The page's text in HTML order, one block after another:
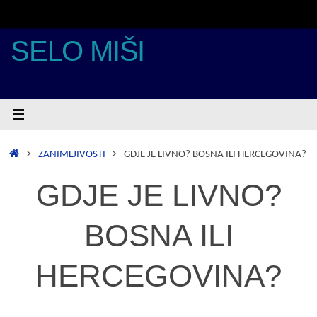
sadržaja
SELO MIŠI
POČETNA
ZANIMLJIVOSTI GDJE JE LIVNO? BOSNA ILI HERCEGOVINA?
GDJE JE LIVNO?
BOSNA ILI
HERCEGOVINA?